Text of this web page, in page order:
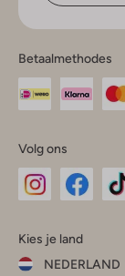
Betaalmethodes
Volg ons
Instagram
Kies je land
NEDERLAND